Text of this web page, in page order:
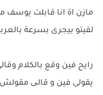
مازن اة انا قابلت
لقيتو بيجرى بسرعة
رايح فين وقع بالكلام
يقولى فين و قالی